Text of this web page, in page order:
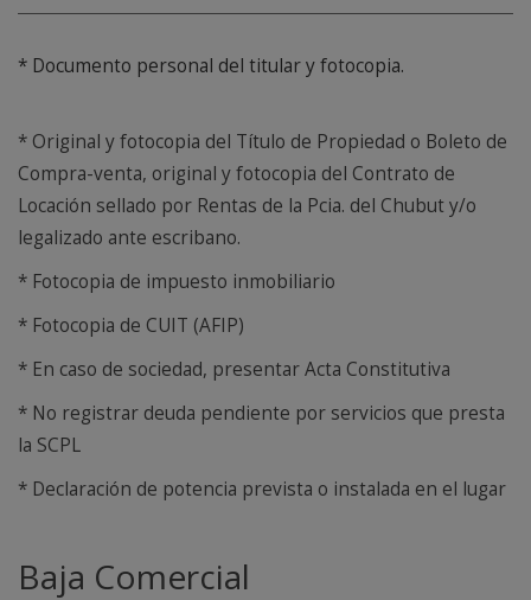
* Documento personal del titular y fotocopia.
* Original y fotocopia del Título de Propiedad o Boleto de
Compra-venta, original y fotocopia del Contrato de
Locación sellado por Rentas de la Pcia. del Chubut y/o
legalizado ante escribano.
* Fotocopia de impuesto inmobiliario
* Fotocopia de CUIT (AFIP)
* En caso de sociedad, presentar Acta Constitutiva
* No registrar deuda pendiente por servicios que presta
la SCPL
* Declaración de potencia prevista o instalada en el lugar
Baja Comercial